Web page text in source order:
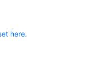
here.